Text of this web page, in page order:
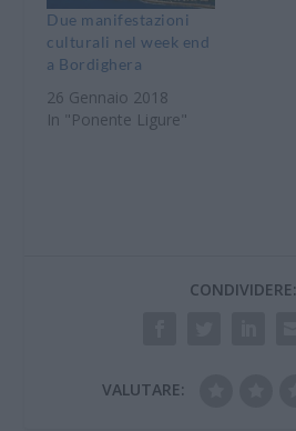
Due manifestazioni
culturali nel week end
a Bordighera
26 Gennaio 2018
In "Ponente Ligure"
CONDIVIDERE:
VALUTARE: